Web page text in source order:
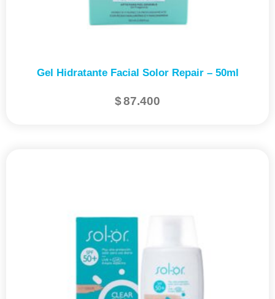
Gel Hidratante Facial Solor Repair – 50ml
$87.400